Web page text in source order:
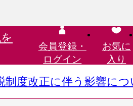
会員登録・
ログイン
お気に
入り
制度改正に伴う影響につ